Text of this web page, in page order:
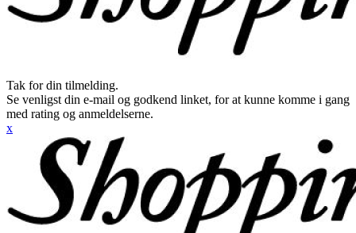
Tak for din tilmelding.
Se venligst din e-mail og godkend linket, for at kunne komme i gang
med rating og anmeldelserne.
x